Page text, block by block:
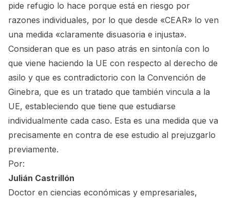
pide refugio lo hace porque está en riesgo por
razones individuales, por lo que desde «CEAR» lo ven
una medida «claramente disuasoria e injusta».
Consideran que es un paso atrás en sintonía con lo
que viene haciendo la UE con respecto al derecho de
asilo y que es contradictorio con la Convención de
Ginebra, que es un tratado que también vincula a la
UE, estableciendo que tiene que estudiarse
individualmente cada caso. Esta es una medida que va
precisamente en contra de ese estudio al prejuzgarlo
previamente.
Por:
Julián Castrillón
Doctor en ciencias económicas y empresariales,